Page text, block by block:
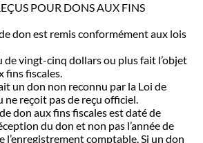
POUR DONS AUX FINS
don est remis conformément aux lois
de vingt-cinq dollars ou plus fait l’objet
fins fiscales.
un don non reconnu par la Loi de
ne reçoit pas de reçu officiel.
don aux fins fiscales est daté de
du don et non pas l’année de
l’enregistrement comptable. Si un don